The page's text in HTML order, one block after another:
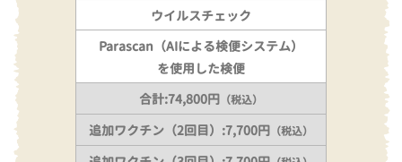
ウイルスチェック
Parascan（AIによる検便システム）
を使用した検便
合計:74,800円 （税込）
追加ワクチン（2回目）:7,700円 （税込）